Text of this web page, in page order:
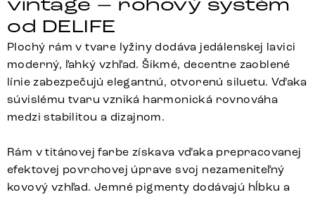
vintage – rohový systém
od DELIFE
Plochý rám v tvare lyžiny dodáva jedálenskej lavici
moderný, ľahký vzhľad. Šikmé, decentne zaoblené
línie zabezpečujú elegantnú, otvorenú siluetu. Vďaka
súvislému tvaru vzniká harmonická rovnováha
medzi stabilitou a dizajnom.
Rám v titánovej farbe získava vďaka prepracovanej
efektovej povrchovej úprave svoj nezameniteľný
kovový vzhľad. Jemné pigmenty dodávajú hĺbku a